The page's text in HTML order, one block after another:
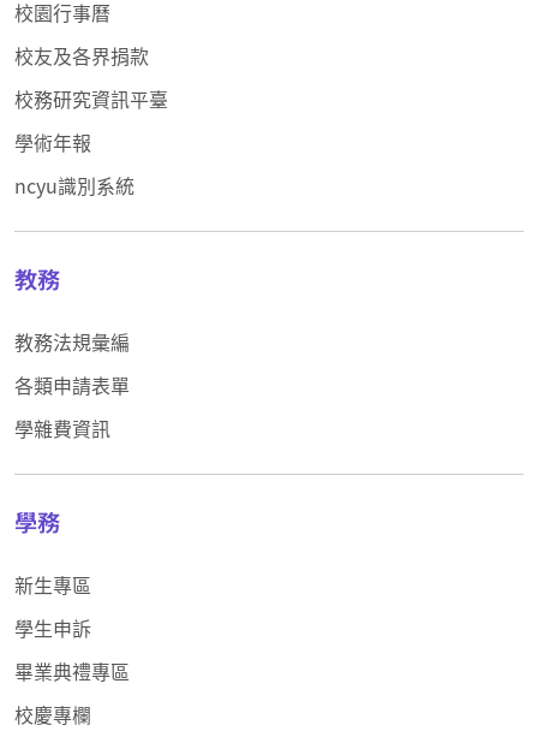
校園行事曆
校友及各界捐款
校務研究資訊平臺
學術年報
ncyu識別系統
教務
教務法規彙編
各類申請表單
學雜費資訊
學務
新生專區
學生申訴
畢業典禮專區
校慶專欄